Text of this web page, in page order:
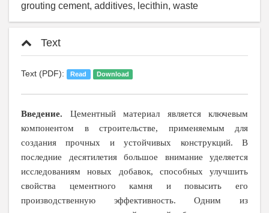
grouting cement, additives, lecithin, waste
Text
Text (PDF): Read Download
Введение. Цементный материал является ключевым
компонентом в строительстве, применяемым для
создания прочных и устойчивых конструкций. В
последние десятилетия большое внимание уделяется
исследованиям новых добавок, способных улучшить
свойства цементного камня и повысить его
производственную эффективность. Одним из